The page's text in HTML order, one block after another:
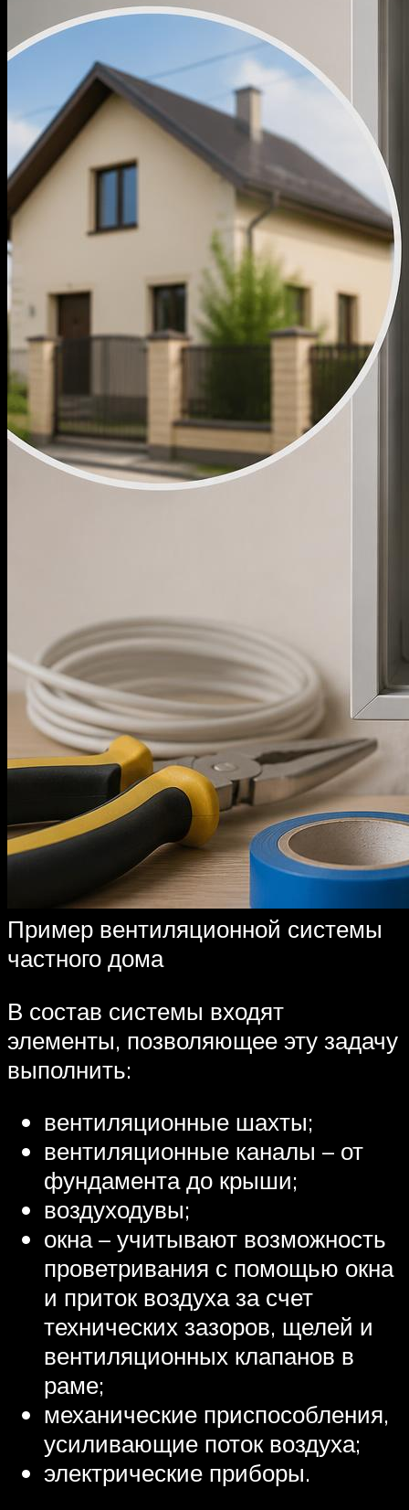
Пример вентиляционной системы
частного дома
В состав системы входят
элементы, позволяющее эту задачу
выполнить:
вентиляционные шахты;
вентиляционные каналы – от
фундамента до крыши;
воздуходувы;
окна – учитывают возможность
проветривания с помощью окна
и приток воздуха за счет
технических зазоров, щелей и
вентиляционных клапанов в
раме;
механические приспособления,
усиливающие поток воздуха;
электрические приборы.